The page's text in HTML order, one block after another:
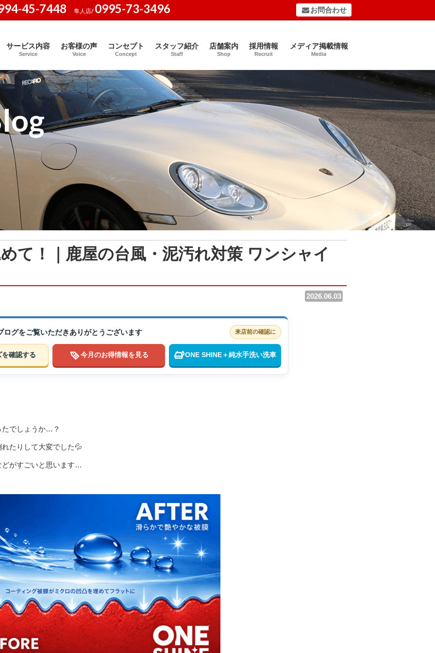
45-7448 隼人店/ 0995-73-3496 お問合わせ
サービス内容
Service
お客様の声
Voice
コンセプト
Concept
スタッフ紹介
Staff
店舗案内
Shop
採用情報
Recruit
メディア掲載情報
Media
て！｜鹿屋の台風・泥汚れ対策 ワンシャイ
2026.06.03
ログをご覧いただきありがとうございます 来店前の確認に
確認する 今月のお得情報を見る ONE SHINE＋純水手洗い洗車
たでしょうか…？
たりして大変でした💦
どがすごいと思います…